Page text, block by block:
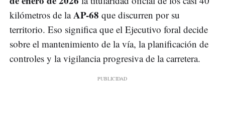
kilómetros de laAP-68 que discurren por su
territorio. Eso significa que el Ejecutivo foral decide
sobre el mantenimiento de la vía, la planificación de
controles y la vigilancia progresiva de la carretera.